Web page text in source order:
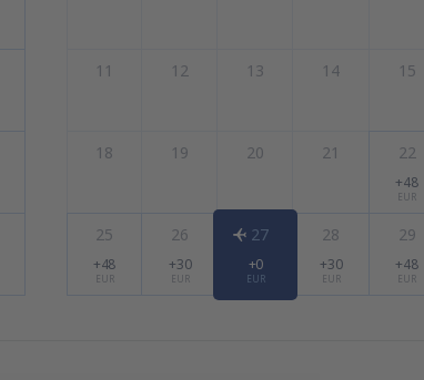
11 12 13 14 15
18 19 20 21 22
+48
EUR
25
+48
EUR
26
+30
EUR
27
+0
EUR
28
+30
EUR
29
+48
EUR